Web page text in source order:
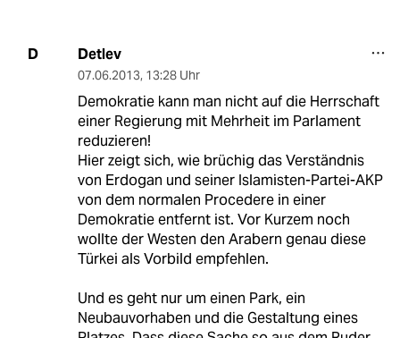
D Detlev
07.06.2013, 13:28 Uhr
Demokratie kann man nicht auf die Herrschaft
einer Regierung mit Mehrheit im Parlament
reduzieren!
Hier zeigt sich, wie brüchig das Verständnis
von Erdogan und seiner Islamisten-Partei-AKP
von dem normalen Procedere in einer
Demokratie entfernt ist. Vor Kurzem noch
wollte der Westen den Arabern genau diese
Türkei als Vorbild empfehlen.
Und es geht nur um einen Park, ein
Neubauvorhaben und die Gestaltung eines